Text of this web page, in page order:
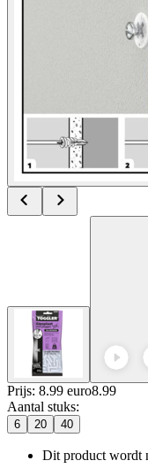
Prijs: 8.99 euro8.99
Aantal stuks:
6 20 40
Dit product wordt